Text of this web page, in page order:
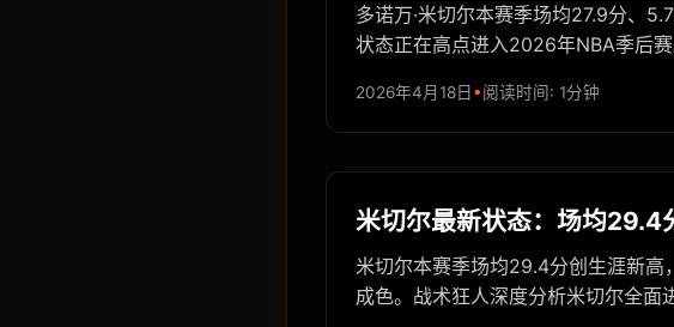
多诺万·米切尔本赛季场均27.9分、
状态正在高点进入2026年NBA季后
2026年4月18日 阅读时间: 1分钟
米切尔最新状态：场均29.4
米切尔本赛季场均29.4分创生涯新
成色。战术狂人深度分析米切尔全面